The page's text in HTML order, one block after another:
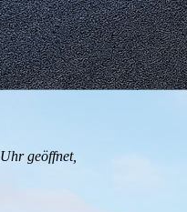
geöffnet,